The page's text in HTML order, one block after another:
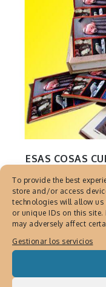
To provide the best
store and/or access
technologies will allow
or unique IDs on this
may adversely affect
Gestionar los servicios
ESAS COSAS
Esas
Juan,
Julio 23, 2015 By
San Juan es una
con el mundo